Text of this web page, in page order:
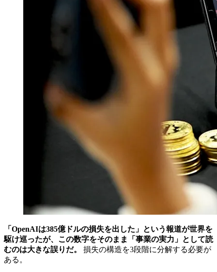
「OpenAIは385億ドルの損失を出した」という報道が世界を
駆け巡ったが、この数字をそのまま「事業の実力」として読
むのは大きな誤りだ。
損失の構造を3段階に分解する必要が
ある。